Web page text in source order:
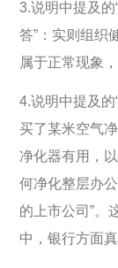
3.说明中提及
答”：实则组织
属于正常现象
4.说明中提及
买了某米空气
净化器有用，
何净化整层办
的上市公司”。
中，银行方面